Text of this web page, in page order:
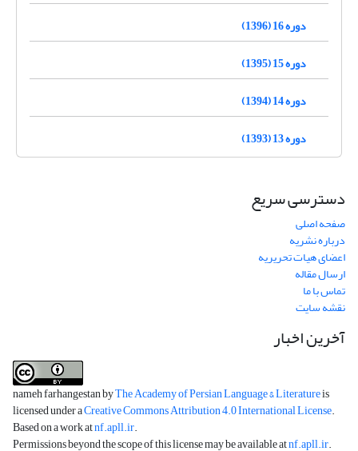
دوره 16 (1396)
دوره 15 (1395)
دوره 14 (1394)
دوره 13 (1393)
دسترسی سریع
صفحه اصلی
درباره نشریه
اعضای هیات تحریریه
ارسال مقاله
تماس با ما
نقشه سایت
آخرین اخبار
nameh farhangestan byThe Academy of Persian Language & Literatureis
licensed under aCreative Commons Attribution 4.0 International License.
Based on a work atnf.apll.ir.
Permissions beyond the scope of this license may be available atnf.apll.ir.